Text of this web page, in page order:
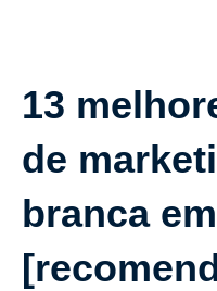
13
de
branca